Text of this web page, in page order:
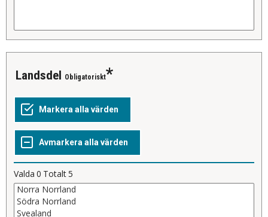
landsdel Obligatoriskt
Valda 0 Totalt5